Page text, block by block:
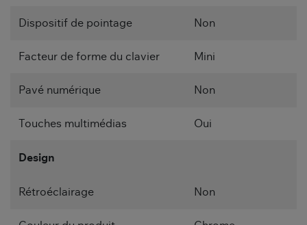
Dispositif de pointage Non
Facteur de forme du clavier Mini
Pavé numérique Non
Touches multimédias Oui
Design
Rétroéclairage Non